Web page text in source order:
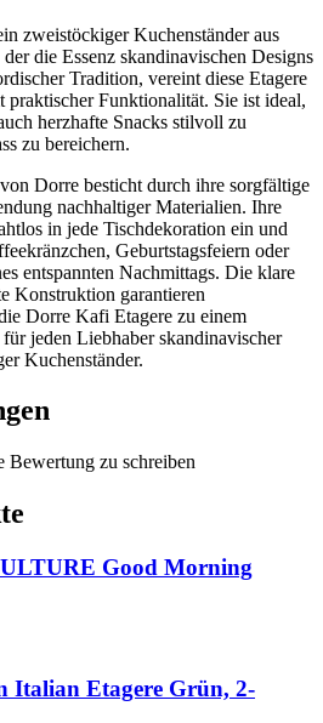
zweistöckiger Kuchenständer aus
die Essenz skandinavischen Designs
Tradition, vereint diese Etagere
Funktionalität. Sie ist ideal,
herzhafte Snacks stilvoll zu
zu bereichern.
Dorre besticht durch ihre sorgfältige
nachhaltiger Materialien. Ihre
in jede Tischdekoration ein und
Geburtstagsfeiern oder
entspannten Nachmittags. Die klare
Konstruktion garantieren
Dorre Kafi Etagere zu einem
jeden Liebhaber skandinavischer
Kuchenständer.
Bewertung zu schreiben
Good Morning
Italian Etagere Grün, 2-